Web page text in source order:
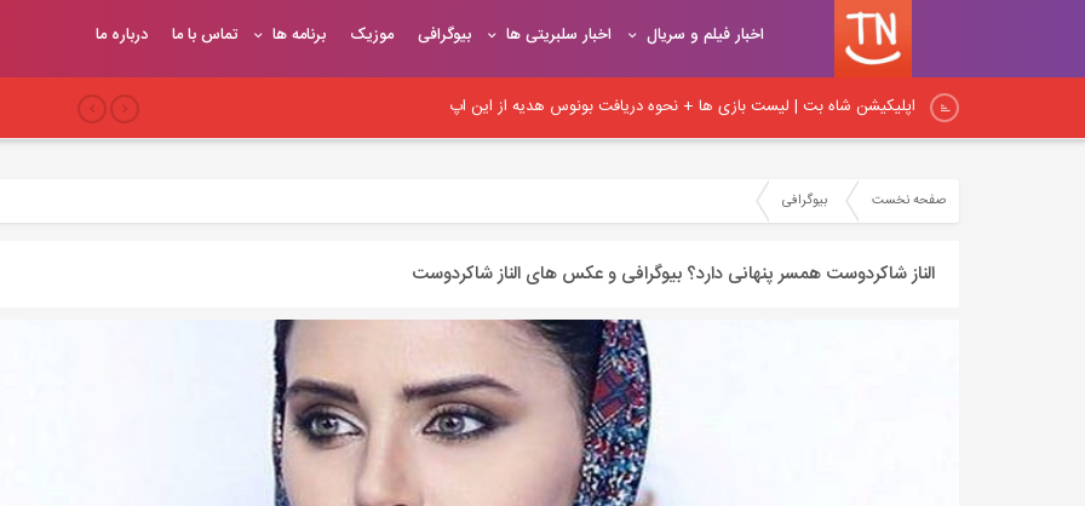
اخبار فیلم و سریال اخبار سلبریتی ها بیوگرافی موزیک برنامه ها تماس با ما درباره ما
اپلیکیشن شاه بت | لیست بازی ها + نحوه دریافت بونوس هدیه از این اپ
نکات اساسی لینک‌سازی در داخلی: راهنمای جامع برای بهبود سئو وب‌سایت
نکات مهم لینک‌سازی داخلی و آموزش اصول و روش‌های صحیح
اصول و قواعد اساسی لینک‌سازی: راهنمای کامل برای ایجاد پیوندهای موثر
صفحه نخست بیوگرافی
الناز شاکردوست همسر پنهانی دارد؟ بیوگرافی و عکس های الناز شاکردوست